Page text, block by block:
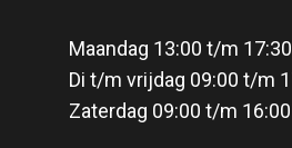
Maandag 13:00 t/m 17:30
Di t/m vrijdag 09:00 t/m
Zaterdag 09:00 t/m 16:00